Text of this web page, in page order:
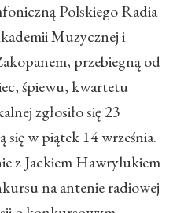
Polskiego Radia
Muzycznej i
przebiegną od
śpiewu, kwartetu
zgłosiło się 23
w piątek 14 września.
z Jackiem Hawrylukiem
na antenie radiowej